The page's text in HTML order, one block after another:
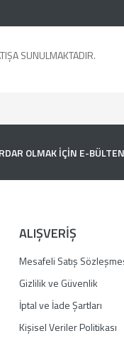
SUNULMAKTADIR.
OLMAK İÇİN E-
ALIŞVERİŞ
Mesafeli Satış
Gizlilik ve Güvenlik
İptal ve İade Şartları
Kişisel Veriler Politikası